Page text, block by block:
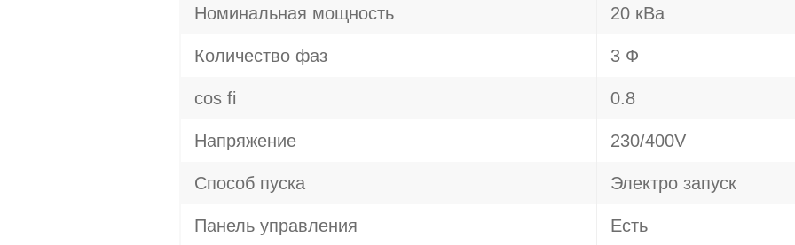
Номинальная мощность 20 кВа
Количество фаз 3 Ф
cos fi 0.8
Напряжение 230/400V
Способ пуска Электро запуск
Панель управления Есть